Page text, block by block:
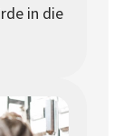
in die